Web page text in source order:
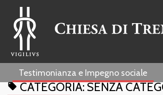
Testimonianza e Impegno sociale
local_offerCATEGORIA:SENZA